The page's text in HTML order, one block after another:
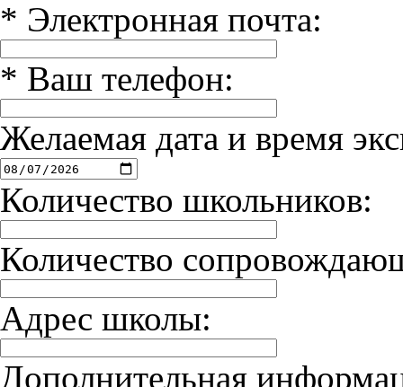
* Электронная почта:
* Ваш телефон:
Желаемая дата и время
Количество школьников:
Количество
Адрес школы:
Дополнительная